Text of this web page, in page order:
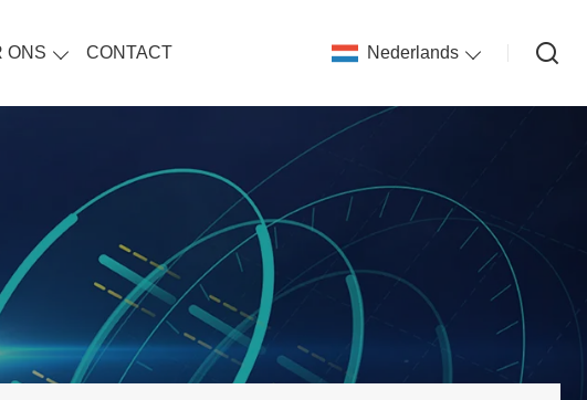
ONS CONTACT Nederlands